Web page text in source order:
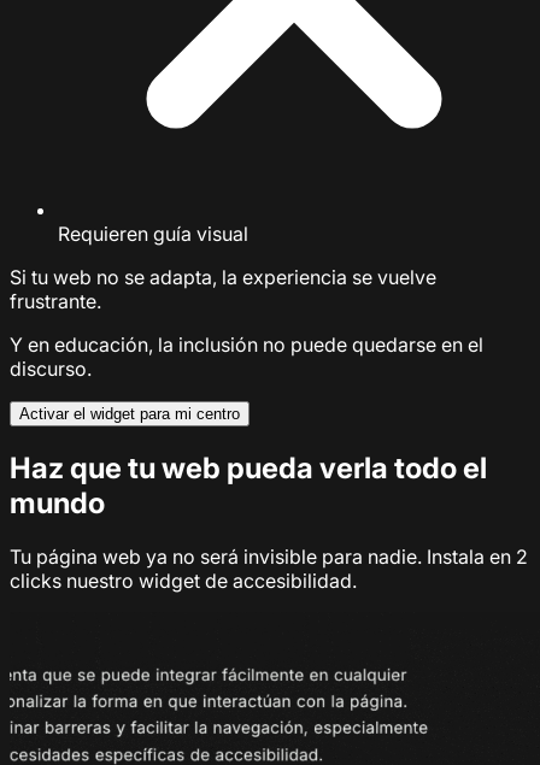
Requieren guía visual
Si tu web no se adapta, la experiencia se vuelve
frustrante.
Y en educación, la inclusión no puede quedarse en el
discurso.
Activar el widget para mi centro
Haz que tu web pueda verla todo el
mundo
Tu página web ya no será invisible para nadie. Instala en 2
clicks nuestro widget de accesibilidad.